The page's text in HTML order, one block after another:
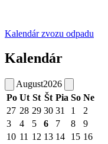
Kalendár zvozu odpadu
Kalendár
August2026
Po Ut St Št Pia So Ne
27 28 29 30 31 1
2
3
4 5 6 7 8
9
10 11 12 13 14 15 16